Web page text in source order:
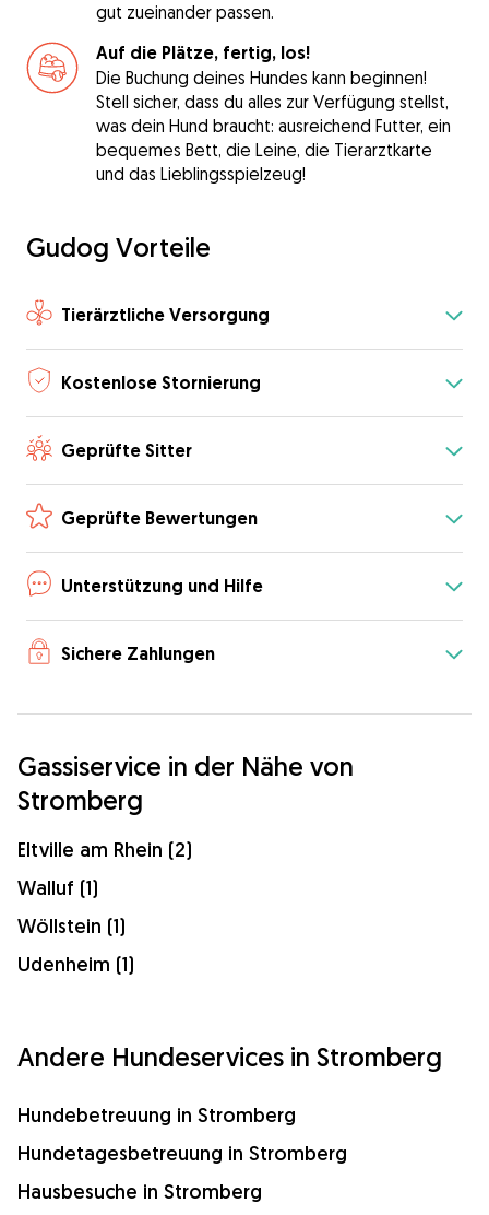
gut zueinander passen.
Auf die Plätze, fertig, los!
Die Buchung deines Hundes kann beginnen!
Stell sicher, dass du alles zur Verfügung stellst,
was dein Hund braucht: ausreichend Futter, ein
bequemes Bett, die Leine, die Tierarztkarte
und das Lieblingsspielzeug!
Gudog Vorteile
Tierärztliche Versorgung
Kostenlose Stornierung
Geprüfte Sitter
Geprüfte Bewertungen
Unterstützung und Hilfe
Sichere Zahlungen
Gassiservice in der Nähe von
Stromberg
Eltville am Rhein (2)
Walluf (1)
Wöllstein (1)
Udenheim (1)
Andere Hundeservices in Stromberg
Hundebetreuung in Stromberg
Hundetagesbetreuung in Stromberg
Hausbesuche in Stromberg